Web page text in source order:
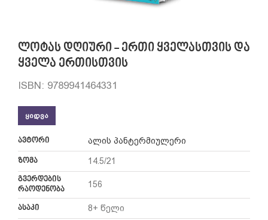
ლოტას დღიური - ერთი ყველასთვის და
ყველა ერთისთვის
ISBN: 9789941464331
ᲧᲘᲓᲕᲐ
ავტორი ალის პანტერმიულერი
ზომა
14.5/21
გვერდების
რაოდენობა
156
ასაკი 8+ წელი